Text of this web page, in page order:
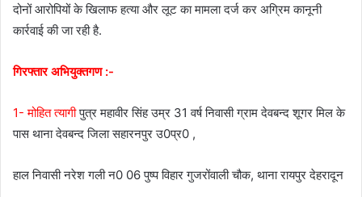
दोनों आरोपियों के खिलाफ हत्या और लूट का मामला दर्ज कर अग्रिम कानूनी
कार्रवाई की जा रही है.
गिरफ्तार अभियुक्तगण :-
1- मोहित त्यागीपुत्र महावीर सिंह उम्र 31 वर्ष निवासी ग्राम देवबन्द शूगर मिल के
पास थाना देवबन्द जिला सहारनपुर उ0प्र0 ,
हाल निवासी नरेश गली न0 06 पुष्प विहार गुजरोंवाली चौक, थाना रायपुर देहरादून